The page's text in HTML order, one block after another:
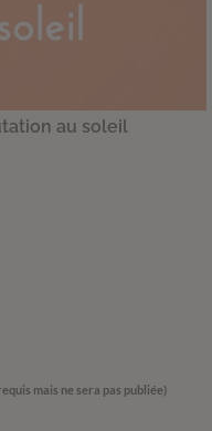
au soleil
mais ne sera pas publiée)